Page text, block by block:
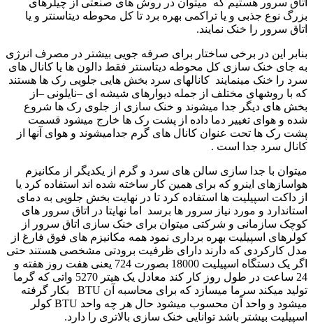
اتاق سرور هستیم که میتوان در روش های صنعتی از چیلرهای
بزرگ نوع جذبی و یا تراکمی بهره برد تا کل محوطه دیتاسنتر و یا
اتاق سرور را خنک نمایند.
بنابر این در برخی ساختار برای صرفه جویی بیشتر در مصرف انرژی
به جای خنک سازی کل محوطه دیتاسنتر فقط دالون ها یا کانال های
سرد را خنک مینمایند کانالهای سرد بخش هایی جلویی رک ها هستند
که با روشهای مختلف از جمله دیوارهای شیشه ای –نایلونی –از
بخش های دیگر جدا میشوند و خنک سازی از جلوی رک ها شروع
شده و هوای تغییر دما داده از پشت رک ها خارج میشود قسمت
پشت رک ها تحت عنوان کانال های گرم جدامیشوند و هوای آنها از
کانال سرد جدا است .
میتوان با جدا سازی سالن های سرد و گرم از یکدیگر از مکانیزم
هواسازهای اینرو که برای همین کار ساخته شده اند استفاده کرد یا
از داکت اسپیلیت ها استفاده کرد تا در نهایت بخش جلویی به دمای
استاندارد و مورد نیاز سرور ها برسد اما نهایتا در اتاق سرور های
کوچک سازمانی و شرکتی میتوان برای خنک سازی اتاق سرور از
کولرهای اسپیلیت بهره برداری نمود همه مکانیزم های فوق فارغ از
مدل کارکردی که دارند دارای ظرفیت برودتی مشخصی هستند حتی
اگر یک دستگاه اسپیلیت 18000 بصورت 724 یعنی هفت روز هفته و
24 ساعت در طول روز کار کند معادل یک هیتر 5270 واتی که گرما
تولید میکند سرما میسازد که برای محاسبه آن BTU بکار گرفته
میشود و واحد آن محسوب میشود حال هر چه واحد BTU کولر
اسپیلیت بیشتر باشد توانایی خنک سازی بالاتری را دارد.